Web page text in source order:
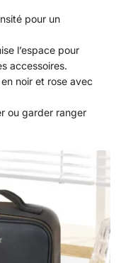
pour un
l’espace pour
accessoires.
noir et rose avec
ou garder ranger